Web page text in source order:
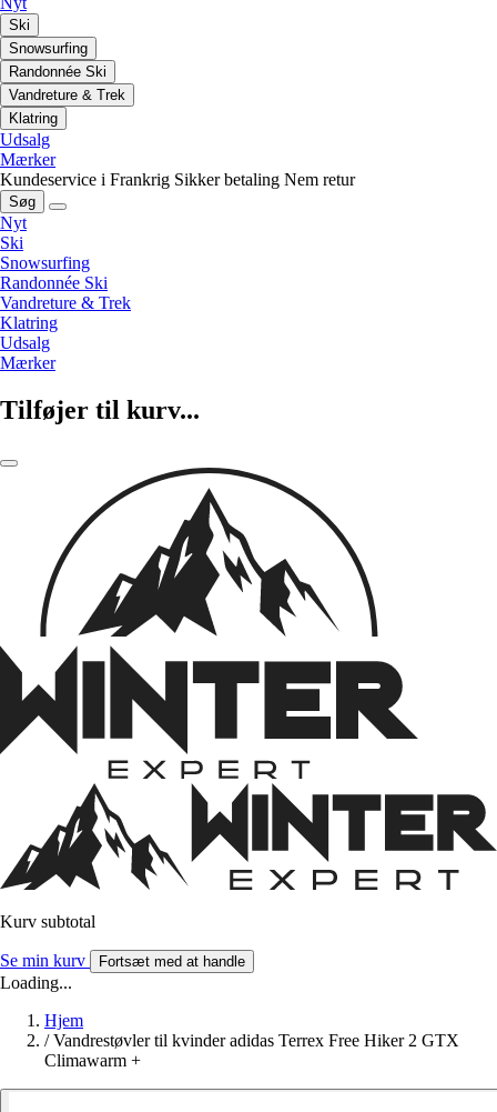
Ski
Snowsurfing
Randonnée Ski
Vandreture & Trek
Klatring
Udsalg
Mærker
Kundeservice i Frankrig Sikker betaling Nem retur
Søg
Nyt
Ski
Snowsurfing
Randonnée Ski
Vandreture & Trek
Klatring
Udsalg
Mærker
Tilføjer til kurv...
Kurv subtotal
Se min kurv Fortsæt med at handle
Loading...
Hjem
/ Vandrestøvler til kvinder adidas Terrex Free Hiker 2 GTX
Climawarm +